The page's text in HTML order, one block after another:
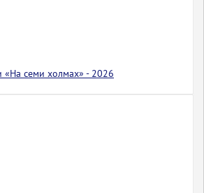
«На семи холмах» - 2026